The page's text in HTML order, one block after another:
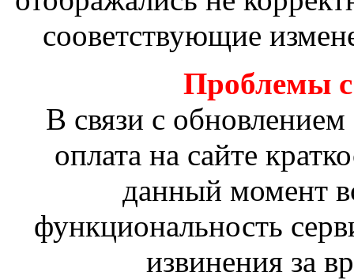
сооветствующие
Проблемы с
В связи с
оплата на сайте
данный момент
функциональность
извинения за